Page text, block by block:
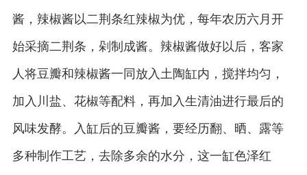
酱，辣椒酱以二荆条红辣椒为优，每年农历六月开
始采摘二荆条，剁制成酱。辣椒酱做好以后，客家
人将豆瓣和辣椒酱一同放入土陶缸内，搅拌均匀，
加入川盐、花椒等配料，再加入生清油进行最后的
风味发酵。入缸后的豆瓣酱，要经历翻、晒、露等
多种制作工艺，去除多余的水分，这一缸色泽红